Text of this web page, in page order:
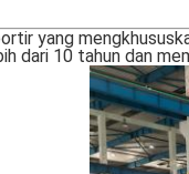
yang
dari 10 tahun dan